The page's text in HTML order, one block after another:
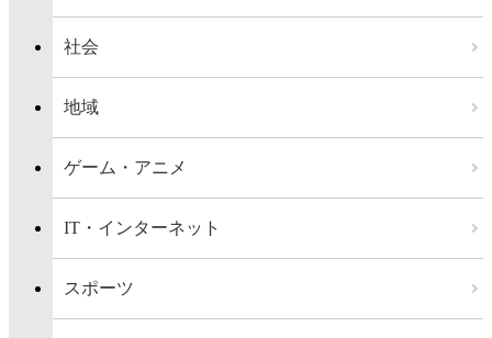
社会
地域
ゲーム・アニメ
IT・インターネット
スポーツ